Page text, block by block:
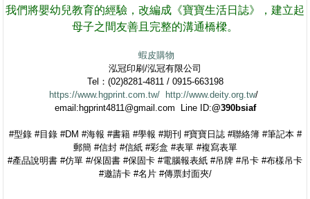
我們將嬰幼兒教育的經驗，改編成《寶寶生活日誌》，建立起
母子之間友善且完整的溝通橋樑。
蝦皮購物
泓冠印刷/泓冠有限公司
Tel：(02)8281-4811 / 0915-663198
https://www.hgprint.com.tw/
http://www.deity.org.tw/
email:hgprint4811@gmail.com Line ID:@390bsiaf
#型錄 #目錄 #DM #海報 #書籍 #學報 #期刊 #寶寶日誌 #聯絡簿 #筆記本 #
郵簡 #信封 #信紙 #彩盒 #表單 #複寫表單
#產品說明書 #仿單 #/保固書 #保固卡 #電腦報表紙 #吊牌 #吊卡 #布樣吊卡
#邀請卡 #名片 #傳票封面夾/